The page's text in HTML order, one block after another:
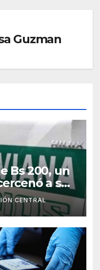
Guzman
Bs 200, un
a su
Sur de La
CENTRAL